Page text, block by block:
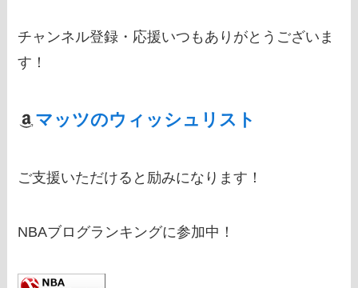
チャンネル登録・応援いつもありがとうございま
す！
マッツのウィッシュリスト
ご支援いただけると励みになります！
NBAブログランキングに参加中！